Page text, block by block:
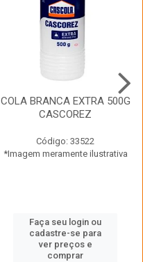
COLA BRANCA EXTRA 500G
CASCOREZ
Código: 33522
*Imagem meramente ilustrativa
Faça seu login ou
cadastre-se para
ver preços e
comprar